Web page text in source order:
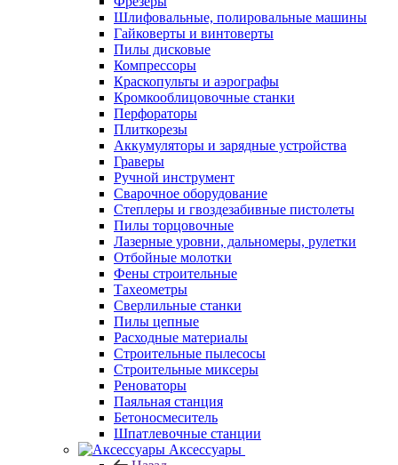
Шлифовальные, полировальные машины
Гайковерты и винтоверты
Пилы дисковые
Компрессоры
Краскопульты и аэрографы
Кромкооблицовочные станки
Перфораторы
Плиткорезы
Аккумуляторы и зарядные устройства
Граверы
Ручной инструмент
Сварочное оборудование
Степлеры и гвоздезабивные пистолеты
Пилы торцовочные
Лазерные уровни, дальномеры, рулетки
Отбойные молотки
Фены строительные
Тахеометры
Сверлильные станки
Пилы цепные
Расходные материалы
Строительные пылесосы
Строительные миксеры
Реноваторы
Паяльная станция
Бетоносмеситель
Шпатлевочные станции
Аксессуары